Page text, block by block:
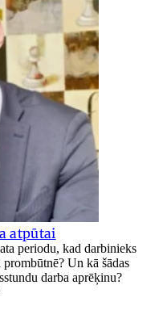
atpūtai
periodu, kad darbinieks
Un kā šādas
darba aprēķinu?